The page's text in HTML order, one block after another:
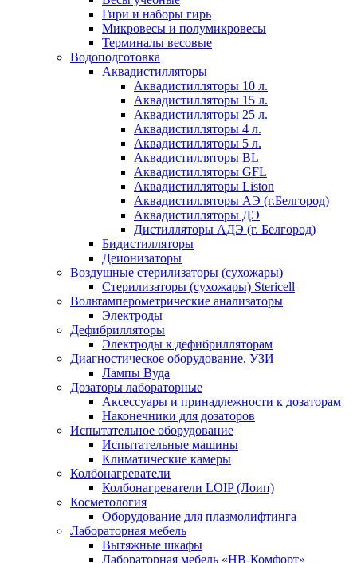
Гири и наборы гирь
Микровесы и полумикровесы
Терминалы весовые
Водоподготовка
Аквадистилляторы
Аквадистилляторы 10 л.
Аквадистилляторы 15 л.
Аквадистилляторы 25 л.
Аквадистилляторы 4 л.
Аквадистилляторы 5 л.
Аквадистилляторы BL
Аквадистилляторы GFL
Аквадистилляторы Liston
Аквадистилляторы АЭ (г.Белгород)
Аквадистилляторы ДЭ
Дистилляторы АДЭ (г. Белгород)
Бидистилляторы
Деионизаторы
Воздушные стерилизаторы (сухожары)
Стерилизаторы (сухожары) Stericell
Вольтамперометрические анализаторы
Электроды
Дефибрилляторы
Электроды к дефибрилляторам
Диагностическое оборудование, УЗИ
Лампы Вуда
Дозаторы лабораторные
Аксессуары и принадлежности к дозаторам
Наконечники для дозаторов
Испытательное оборудование
Испытательные машины
Климатические камеры
Колбонагреватели
Колбонагреватели LOIP (Лоип)
Косметология
Оборудование для плазмолифтинга
Лабораторная мебель
Вытяжные шкафы
Лабораторная мебель «НВ-Комфорт»